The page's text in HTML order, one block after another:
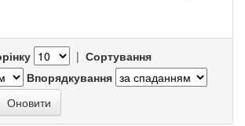
| Сортування
Впорядкування